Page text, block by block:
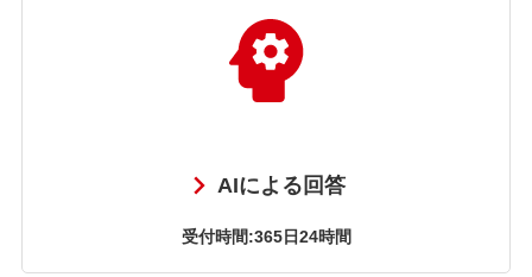
AIによる回答
受付時間:365日24時間